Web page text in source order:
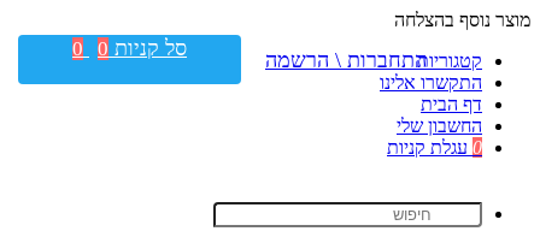
מוצר נוסף בהצלחה
קטגוריות
התקשרו אלינו
דף הבית
החשבון שלי
0 עגלת קניות
התחברות \ הרשמה סל קניות 0
0